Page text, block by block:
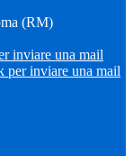
(RM)
inviare una mail
per inviare una mail